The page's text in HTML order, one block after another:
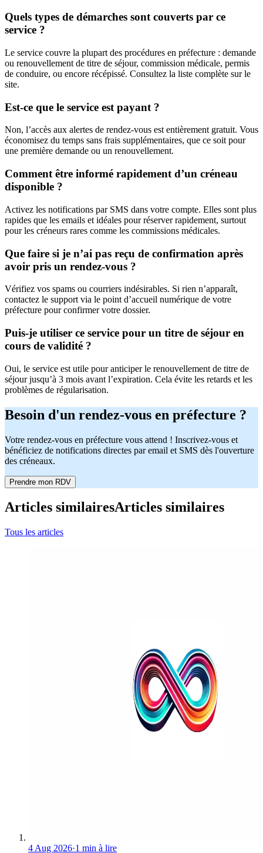
Quels types de démarches sont couverts par ce
service ?
Le service couvre la plupart des procédures en préfecture : demande
ou renouvellement de titre de séjour, commission médicale, permis
de conduire, ou encore récépissé. Consultez la liste complète sur le
site.
Est-ce que le service est payant ?
Non, l’accès aux alertes de rendez-vous est entièrement gratuit. Vous
économisez du temps sans frais supplémentaires, que ce soit pour
une première demande ou un renouvellement.
Comment être informé rapidement d’un créneau
disponible ?
Activez les notifications par SMS dans votre compte. Elles sont plus
rapides que les emails et idéales pour réserver rapidement, surtout
pour les créneurs rares comme les commissions médicales.
Que faire si je n’ai pas reçu de confirmation après
avoir pris un rendez-vous ?
Vérifiez vos spams ou courriers indésirables. Si rien n’apparaît,
contactez le support via le point d’accueil numérique de votre
préfecture pour confirmer votre dossier.
Puis-je utiliser ce service pour un titre de séjour en
cours de validité ?
Oui, le service est utile pour anticiper le renouvellement de titre de
séjour jusqu’à 3 mois avant l’expiration. Cela évite les retards et les
problèmes de régularisation.
Besoin d'un rendez-vous en préfecture ?
Votre rendez-vous en préfecture vous attend ! Inscrivez-vous et
bénéficiez de notifications directes par email et SMS dès l'ouverture
des créneaux.
Prendre mon RDV
Articles similairesArticles similaires
Tous les articles
4 Aug 2026·1 min à lire